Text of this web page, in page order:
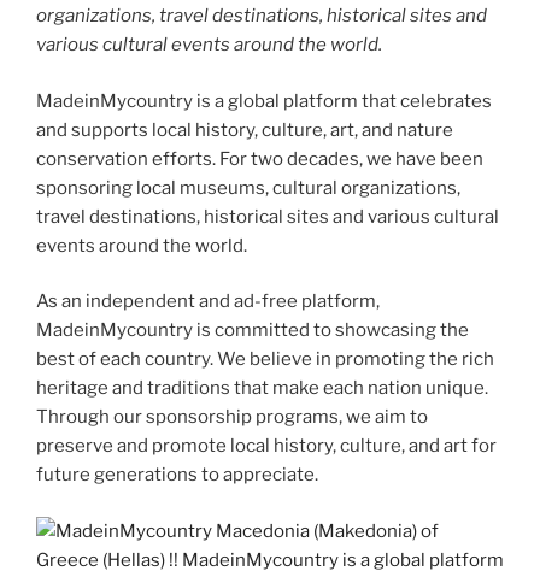
organizations, travel destinations, historical sites and
various cultural events around the world.
MadeinMycountry is a global platform that celebrates
and supports local history, culture, art, and nature
conservation efforts. For two decades, we have been
sponsoring local museums, cultural organizations,
travel destinations, historical sites and various cultural
events around the world.
As an independent and ad-free platform,
MadeinMycountry is committed to showcasing the
best of each country. We believe in promoting the rich
heritage and traditions that make each nation unique.
Through our sponsorship programs, we aim to
preserve and promote local history, culture, and art for
future generations to appreciate.